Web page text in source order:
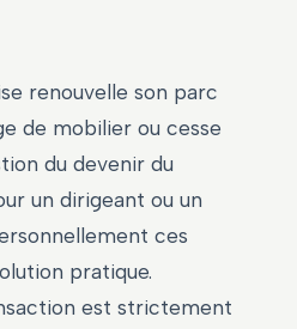
renouvelle son parc
de mobilier ou cesse
du devenir du
un dirigeant ou un
ces
pratique.
est strictement